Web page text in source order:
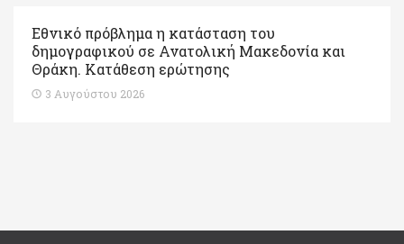
Εθνικό πρόβλημα η κατάσταση του
δημογραφικού σε Ανατολική Μακεδονία και
Θράκη. Κατάθεση ερώτησης
3 Αυγούστου 2026